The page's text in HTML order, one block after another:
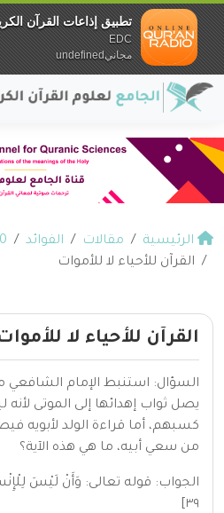
الرئيسية مقالات الفوائد
القرآن للأحياء لا للأموات
القرآن للأحياء لا
السؤال: استنبط الإمام الشافعي
يصل ثواب إهدائها إلى الموتى
كسبهم، أما قراءة الولد لأبويه
من سعي أبيه، ما هي هذه الآية؟
الجواب: قوله تعالى: وَأَنْ لَيْسَ
٣٩]
تطبيق إذاعات القرآن
EDC
مجانيundefined